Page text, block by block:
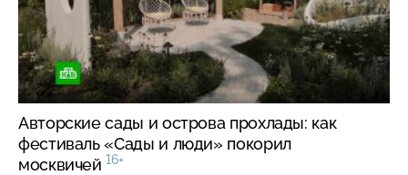
Авторские сады и острова прохлады: как
фестиваль «Сады и люди» покорил
москвичей 16+